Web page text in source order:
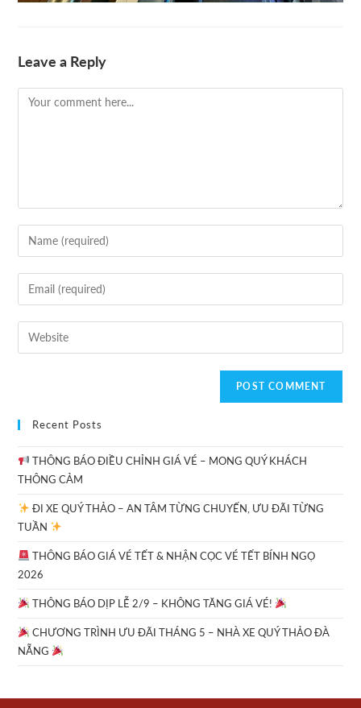
Leave a Reply
Recent Posts
THÔNG BÁO ĐIỀU CHỈNH GIÁ VÉ – MONG QUÝ KHÁCH
THÔNG CẢM
ĐI XE QUÝ THẢO – AN TÂM TỪNG CHUYẾN, ƯU ĐÃI TỪNG
TUẦN
THÔNG BÁO GIÁ VÉ TẾT & NHẬN CỌC VÉ TẾT BÍNH NGỌ
2026
THÔNG BÁO DỊP LỄ 2/9 – KHÔNG TĂNG GIÁ VÉ!
CHƯƠNG TRÌNH ƯU ĐÃI THÁNG 5 – NHÀ XE QUÝ THẢO ĐÀ
NẴNG